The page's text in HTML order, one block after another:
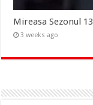
Mireasa Sezonul
3 weeks ago